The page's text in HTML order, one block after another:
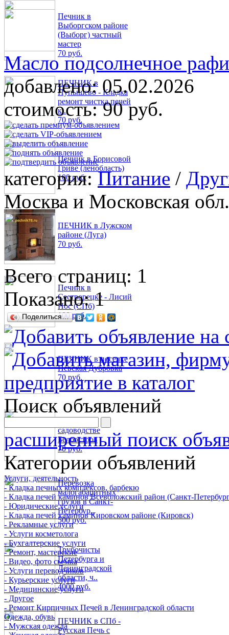
Печник в
Выборгском районе
(Выборг) частный
мастер
70 руб.
ПЕЧНИК в
Пупышево - Кладка
ремонт чистка печей
к..
70 руб.
Печник в Борисовой
Гриве (ленобласть)
100 руб.
ПЕЧНИК в Лужском
районе (Луга)
70 руб.
Печник в
Сестрорецке - Лисий
Нос (СПб)
100 руб.
ПЕЧНИК в поселке
Невская Дубровка
70 руб.
садоводстве
Белоостров
70 руб.
Перевозка
малогабаритных
грузов в Санкт-
Петербур..
500 руб.
Трубочисты
Петербурга и
Ленинградской
области, ч..
4000 руб.
ПЕЧНИК в СПб -
Русская Печь с
Масло подсолнечное
добавлено: 05.02.2026
стоимость:90 руб.
категория:Питание /
Москва и Московская
Всего страниц: 1
Показано:1
Поделиться…
Поиск объявлений
расширенный поиск
Категории объявлений
Услуги, деятельность
- Кладка печных комплексов, барбекю
- Кладка печей каминов Всеволожский район (Санкт-
- Юридические услуги
- Кладка печей каминов Кировском районе (Кировск)
- Рекламные услуги
- Услуги косметолога
- Бухгалтерские услуги
- Ремонт, мастерские
- Видео, фото сьемка
- Услуги переводчиков
- Курьерские услуги
- Медицинские услуги
- Другое
- Ремонт Кирпичных Печей в Ленинградской области
Одежда, обувь
- Мужская одежда